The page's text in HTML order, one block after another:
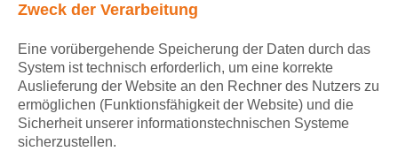
Zweck der Verarbeitung
Eine vorübergehende Speicherung der Daten durch das
System ist technisch erforderlich, um eine korrekte
Auslieferung der Website an den Rechner des Nutzers zu
ermöglichen (Funktionsfähigkeit der Website) und die
Sicherheit unserer informationstechnischen Systeme
sicherzustellen.